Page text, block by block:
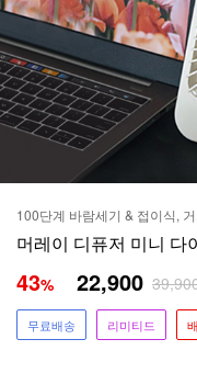
100단계 바람세기 & 접이식,
머레이 디퓨저 미니 다
43% 22,900
무료배송 리미티드